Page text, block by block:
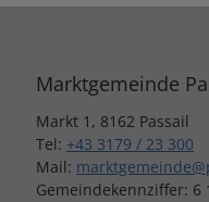
Marktgemeinde
Markt 1, 8162 Passail
Tel: +43 3179 / 23 300
Mail:
Gemeindekennziffer: 6